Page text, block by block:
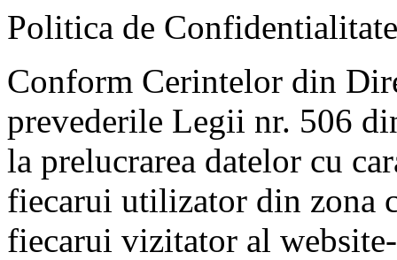
Politica de Confidentialitate
Conform Cerintelor din
prevederile Legii nr. 506
la prelucrarea datelor cu
fiecarui utilizator din zona
fiecarui vizitator al